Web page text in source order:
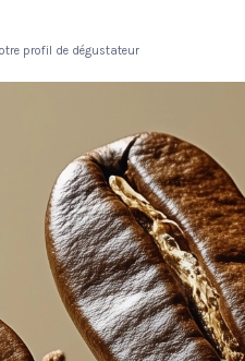
profil de dégustateur